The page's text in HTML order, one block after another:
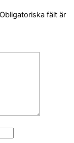
Obligatoriska fält är